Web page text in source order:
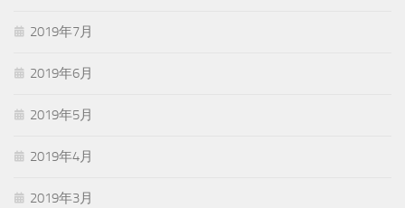
2019年7月
2019年6月
2019年5月
2019年4月
2019年3月